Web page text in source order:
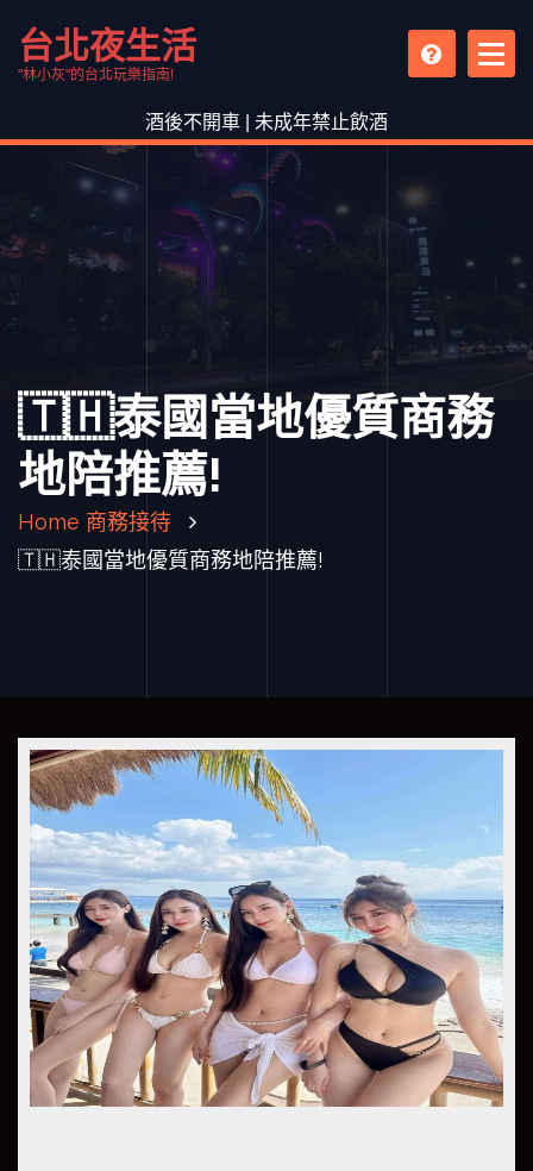
n
n
台北夜生活
"林小灰"的台北玩樂指南!
酒後不開車 | 未成年禁止飲酒
🇹🇭泰國當地優質商務
地陪推薦!
Home 商務接待
🇹🇭泰國當地優質商務地陪推薦!